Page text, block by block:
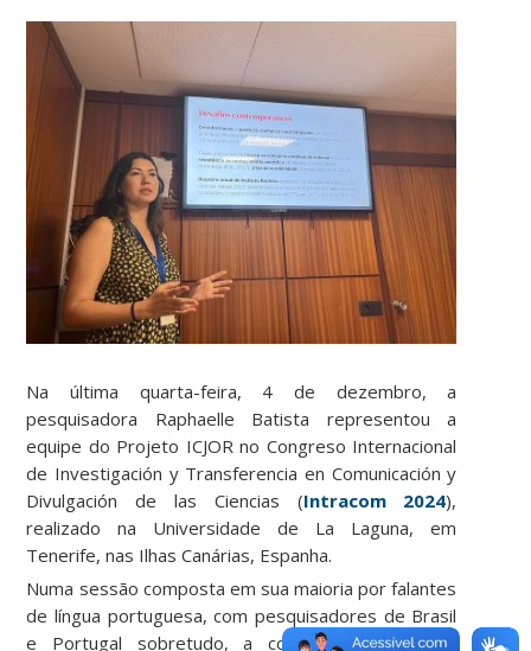
Na última quarta-feira, 4 de dezembro, a
pesquisadora Raphaelle Batista representou a
equipe do Projeto ICJOR no Congreso Internacional
de Investigación y Transferencia en Comunicación y
Divulgación de las Ciencias (Intracom 2024),
realizado na Universidade de La Laguna, em
Tenerife, nas Ilhas Canárias, Espanha.
Numa sessão composta em sua maioria por falantes
de língua portuguesa, com pesquisadores de Brasil
e Portugal sobretudo, a comunicação científica